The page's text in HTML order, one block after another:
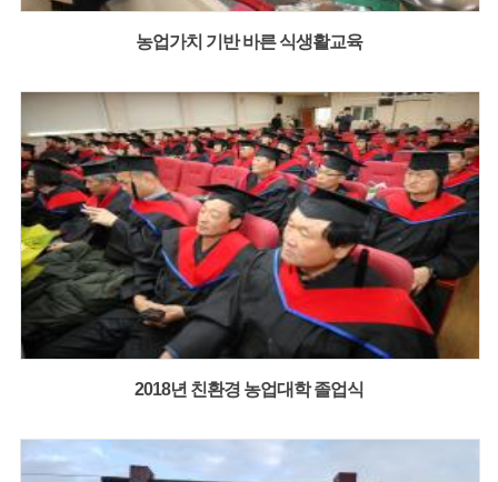
농업가치 기반 바른 식생활교육
2018년 친환경 농업대학 졸업식